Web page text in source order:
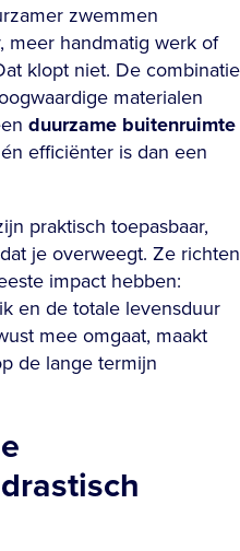
zwemmen
meer handmatig werk of
klopt niet. De combinatie
materialen
duurzame buitenruimte
efficiënter is dan een
praktisch toepasbaar,
je overweegt. Ze richten
impact hebben:
en de totale levensduur
mee omgaat, maakt
de lange termijn